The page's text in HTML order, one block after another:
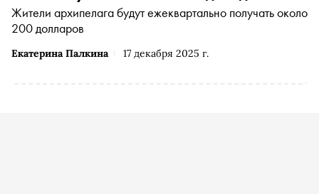
Екатерина Палкина 17 декабря 2025 г.
Жители архипелага будут ежеквартально получать около
200 долларов